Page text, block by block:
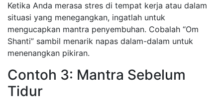
Ketika Anda merasa stres di tempat kerja atau dalam
situasi yang menegangkan, ingatlah untuk
mengucapkan mantra penyembuhan. Cobalah “Om
Shanti” sambil menarik napas dalam-dalam untuk
menenangkan pikiran.
Contoh 3: Mantra Sebelum
Tidur